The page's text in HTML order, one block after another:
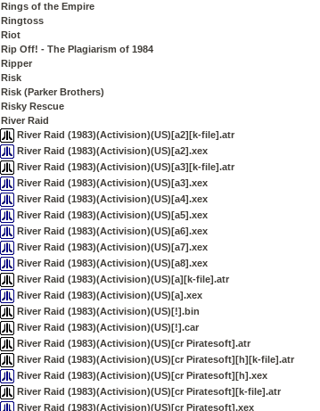
Rings of the Empire
Ringtoss
Riot
Rip Off! - The Plagiarism of 1984
Ripper
Risk
Risk (Parker Brothers)
Risky Rescue
River Raid
River Raid (1983)(Activision)(US)[a2][k-file].atr
River Raid (1983)(Activision)(US)[a2].xex
River Raid (1983)(Activision)(US)[a3][k-file].atr
River Raid (1983)(Activision)(US)[a3].xex
River Raid (1983)(Activision)(US)[a4].xex
River Raid (1983)(Activision)(US)[a5].xex
River Raid (1983)(Activision)(US)[a6].xex
River Raid (1983)(Activision)(US)[a7].xex
River Raid (1983)(Activision)(US)[a8].xex
River Raid (1983)(Activision)(US)[a][k-file].atr
River Raid (1983)(Activision)(US)[a].xex
River Raid (1983)(Activision)(US)[!].bin
River Raid (1983)(Activision)(US)[!].car
River Raid (1983)(Activision)(US)[cr Piratesoft].atr
River Raid (1983)(Activision)(US)[cr Piratesoft][h][k-file].atr
River Raid (1983)(Activision)(US)[cr Piratesoft][h].xex
River Raid (1983)(Activision)(US)[cr Piratesoft][k-file].atr
River Raid (1983)(Activision)(US)[cr Piratesoft].xex